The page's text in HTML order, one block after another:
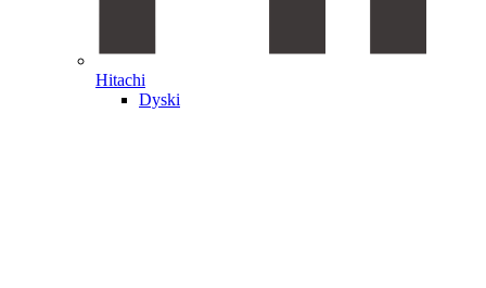
Hitachi
Dyski